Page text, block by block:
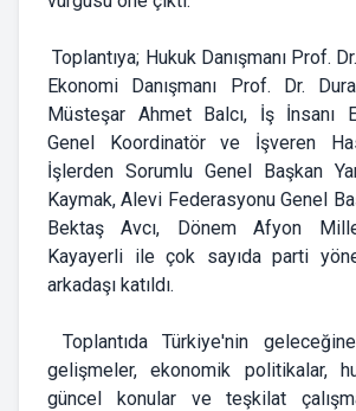
Toplantıya; Hukuk Danışmanı Prof.
Ekonomi Danışmanı Prof. Dr.
Müsteşar Ahmet Balcı, İş İnsanı
Genel Koordinatör ve İşveren
İşlerden Sorumlu Genel Başkan
Kaymak, Alevi Federasyonu Genel
Bektaş Avcı, Dönem Afyon
Kayayerli ile çok sayıda parti
arkadaşı katıldı.
Toplantıda Türkiye'nin
gelişmeler, ekonomik politikalar,
güncel konular ve teşkilat